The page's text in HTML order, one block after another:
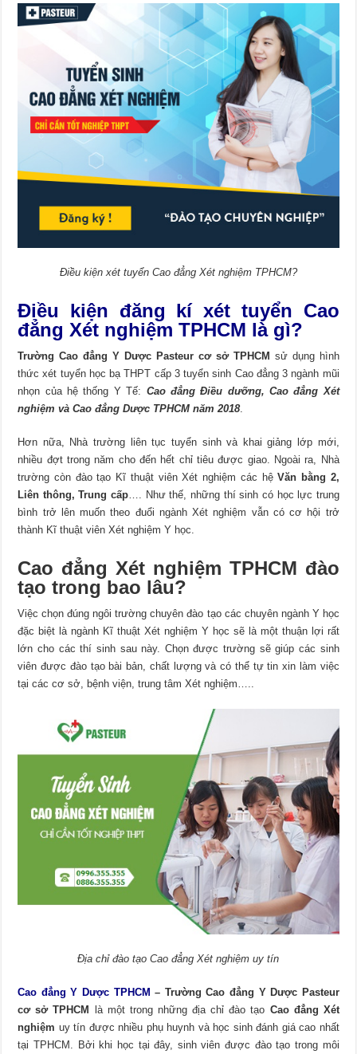
Điều kiện xét tuyển Cao đẳng Xét nghiệm TPHCM?
Điều kiện đăng kí xét tuyển Cao
đẳng Xét nghiệm TPHCM là gì?
Trường Cao đẳng Y Dược Pasteur cơ sở TPHCM sử dụng hình
thức xét tuyển học bạ THPT cấp 3 tuyển sinh Cao đẳng 3 ngành mũi
nhọn của hệ thống Y Tế: Cao đẳng Điều dưỡng, Cao đẳng Xét
nghiệm và Cao đẳng Dược TPHCM năm 2018.
Hơn nữa, Nhà trường liên tục tuyển sinh và khai giảng lớp mới,
nhiều đợt trong năm cho đến hết chỉ tiêu được giao. Ngoài ra, Nhà
trường còn đào tạo Kĩ thuật viên Xét nghiệm các hệVăn bằng 2,
Liên thông, Trung cấp…. Như thế, những thí sinh có học lực trung
bình trở lên muốn theo đuổi ngành Xét nghiệm vẫn có cơ hội trở
thành Kĩ thuật viên Xét nghiệm Y học.
Cao đẳng Xét nghiệm TPHCM đào
tạo trong bao lâu?
Việc chọn đúng ngôi trường chuyên đào tạo các chuyên ngành Y học
đặc biệt là ngành Kĩ thuật Xét nghiệm Y học sẽ là một thuận lợi rất
lớn cho các thí sinh sau này. Chọn được trường sẽ giúp các sinh
viên được đào tạo bài bản, chất lượng và có thể tự tin xin làm việc
tại các cơ sở, bệnh viện, trung tâm Xét nghiệm…..
Địa chỉ đào tạo Cao đẳng Xét nghiệm uy tín
Cao đẳng Y Dược TPHCM – Trường Cao đẳng Y Dược Pasteur
cơ sở TPHCM là một trong những địa chỉ đào tạo Cao đẳng Xét
nghiệm uy tín được nhiều phụ huynh và học sinh đánh giá cao nhất
tại TPHCM. Bởi khi học tại đây, sinh viên được đào tạo trong môi